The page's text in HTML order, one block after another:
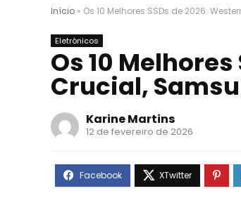
Início » Os 10 Melhores SSDs de 2026:
Eletrônicos
Os 10
Crucial,
Karine Martins
12 de fevereiro de 2026